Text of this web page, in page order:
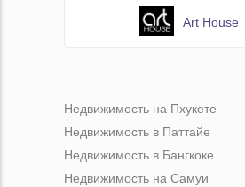
Art House
Недвижимость на Пхукете
Недвижимость в Паттайе
Недвижимость в Бангкоке
Недвижимость на Самуи